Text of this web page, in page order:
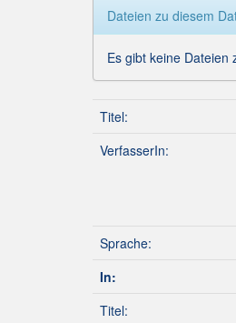
Dateien zu diesem
Es gibt keine Dateien
Titel:
VerfasserIn:
Sprache:
In:
Titel: